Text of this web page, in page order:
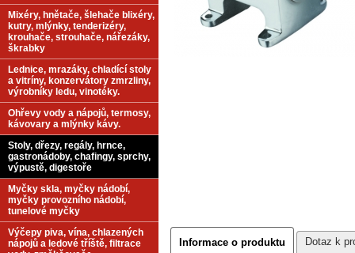
Informace o produktu Dotaz k
Mixéry, hnětače, šlehače blixéry,
kutry, mlýnky, tenderizéry,
krouhače, strouhače, nářezáky,
škrabky
Lednice, mrazáky, chladící stoly
a vitríny, konzervátory zmrzliny,
výrobníky ledu, vinotéky.
Ohřevy vody a nápojů, termosy,
kávovary a mlýnky kávy.
Stoly, dřezy, regály, hrnce,
gastronádoby, chafingy, sprchy,
výpustě, digestoře
Myčky skla, myčky nádobí,
myčky provozního nádobí,
tunelové myčky
Výčepy piva, vína, chlazených
nápojů a ledové tříště, filtrace